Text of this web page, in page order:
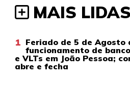
MAIS LIDAS
1 Feriado de 5 de Agosto
funcionamento de
e VLTs em João Pessoa;
abre e fecha